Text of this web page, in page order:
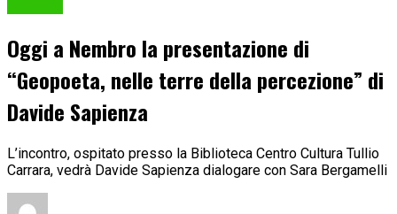
Oggi a Nembro la presentazione di
“Geopoeta, nelle terre della percezione” di
Davide Sapienza
L’incontro, ospitato presso la Biblioteca Centro Cultura Tullio
Carrara, vedrà Davide Sapienza dialogare con Sara Bergamelli